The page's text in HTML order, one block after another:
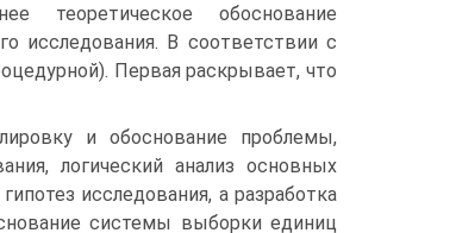
теоретическое обоснование
исследования. В соответствии с
Первая раскрывает, что
и обоснование проблемы,
логический анализ основных
исследования, а разработка
системы выборки единиц